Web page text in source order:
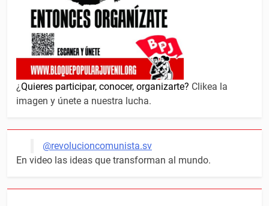
¿Quieres participar, conocer, organizarte? Clikea la
imagen y únete a nuestra lucha.
@revolucioncomunista.sv
En video las ideas que transforman al mundo.